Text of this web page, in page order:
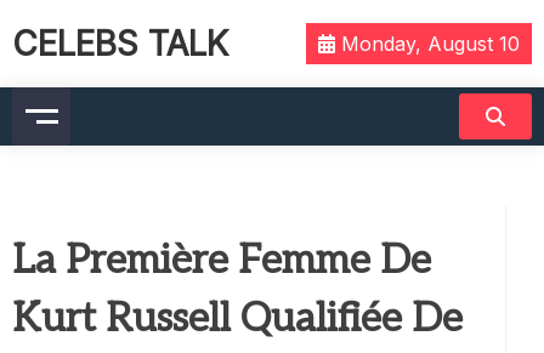
CELEBS TALK Monday, August 10
La Première Femme De
Kurt Russell Qualifiée De